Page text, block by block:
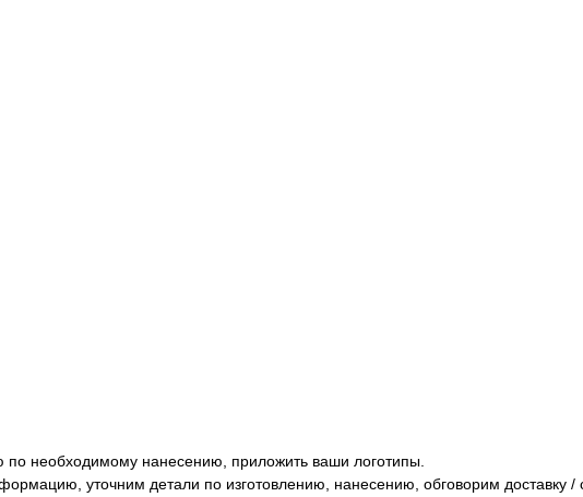
необходимому нанесению, приложить ваши логотипы.
уточним детали по изготовлению, нанесению, обговорим доставку